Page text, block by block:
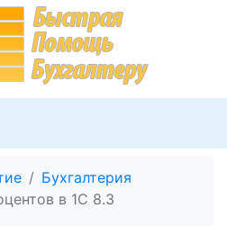
Бухгалтерия
в 1С 8.3